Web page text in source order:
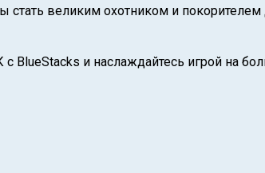
стать великим охотником и
BlueStacks и наслаждайтесь игрой на